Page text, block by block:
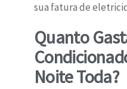
sua fatura de
Quanto
Noite Toda?